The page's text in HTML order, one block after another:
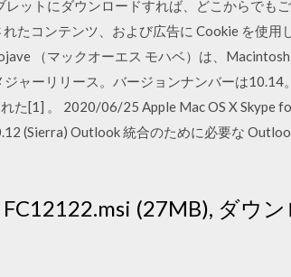
ットにダウンロードすれば、どこからでも
たコンテンツ、および広告に Cookie を使用
（マックオーエス モハベ）は、
ャーリリース。バージョンナンバーは10.14
[1] 。 2020/06/25 Apple Mac OS X Skype
(Sierra) Outlook 統合のために必要な
(27MB), ダウン